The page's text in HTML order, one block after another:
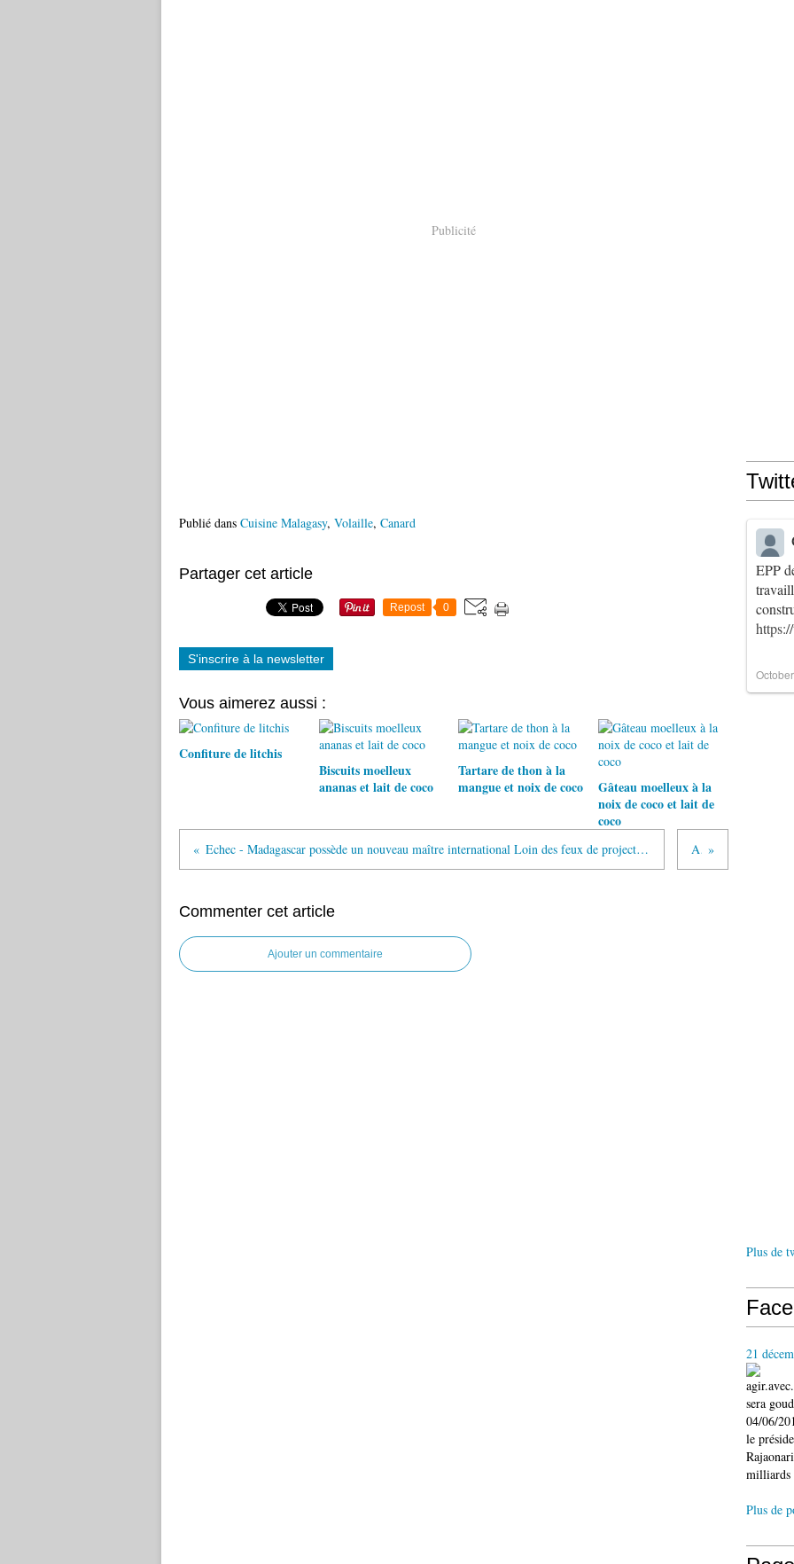
Publicité
Publié dans Cuisine Malagasy, Volaille, Canard
Partager cet article
Repost 0
S'inscrire à la newsletter
Vous aimerez aussi :
Confiture de litchis
Biscuits moelleux
ananas et lait de coco
Tartare de thon à la
mangue et noix de coco
Gâteau moelleux à la
noix de coco et lait de
coco
Echec - Madagascar possède un nouveau maître international Loin des feux de projecteurs, l’échec malagasy continue son bonhomme de chemin et parvient à s’illustrer sur la scène mondiale. Hier, à l’issue du tournoi de maîtres qui s’est déroulé en France, Madagascar a désormais en son sein un second maître international, Fy Rakotomaharo. Article suivant
Commenter cet article
Ajouter un commentaire
EPP
Plus de
21
sera
04/06/
le
milliards
Plus de